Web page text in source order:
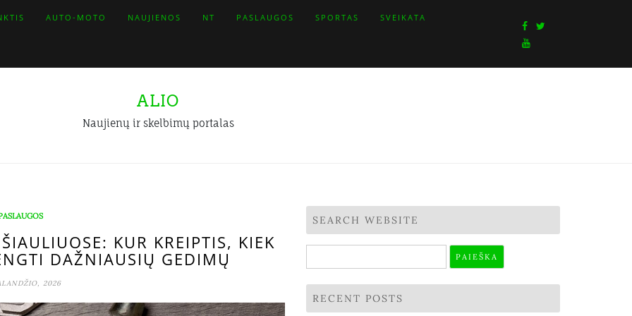
AUTO-MOTO NAUJIENOS NT PASLAUGOS SPORTAS SVEIKATA
ALIO
Naujienų ir skelbimų portalas
KUR KREIPTIS, KIEK
DAŽNIAUSIŲ GEDIMŲ
2026
SEARCH WEBSITE
RECENT POSTS